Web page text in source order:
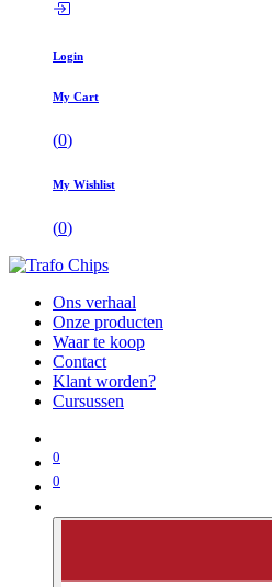
Login
My Cart
(0)
My Wishlist
(0)
Ons verhaal
Onze producten
Waar te koop
Contact
Klant worden?
Cursussen
0
0